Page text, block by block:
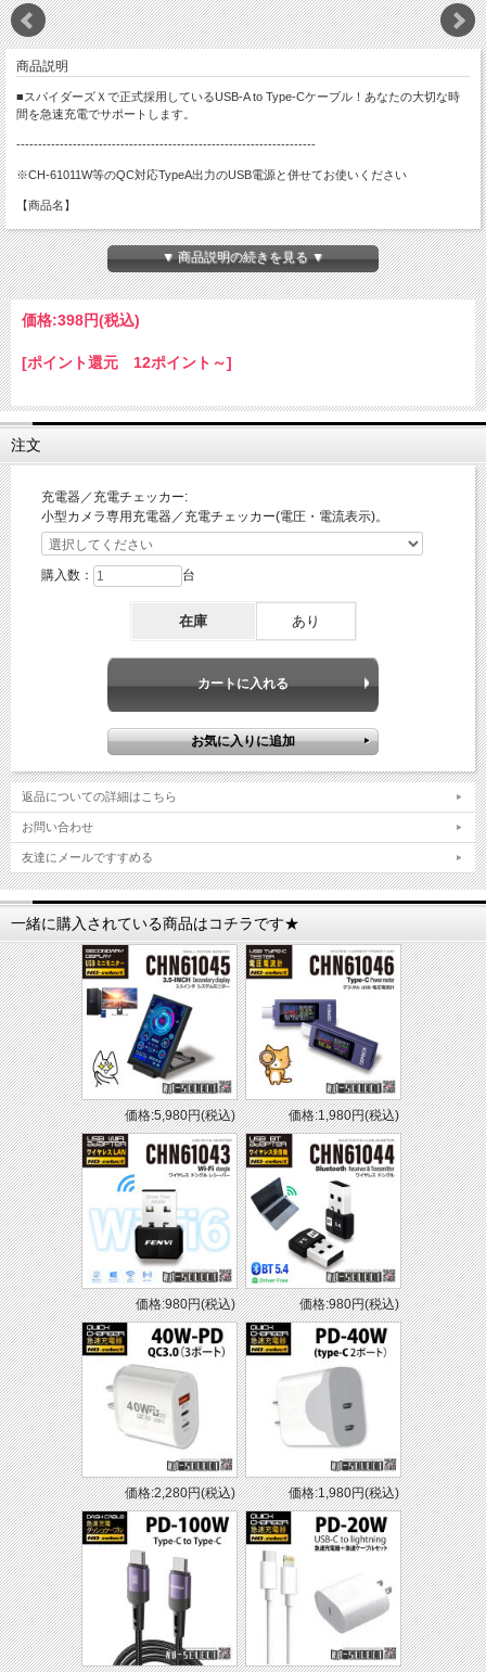
商品説明
■スパイダーズＸで正式採用しているUSB-A to Type-Cケーブル！あなたの大切な時
間を急速充電でサポートします。
---------------------------------------------------------------------
※CH-61011W等のQC対応TypeA出力のUSB電源と併せてお使いください
【商品名】
オンサプライ(CH-61013W）スパイダーズX公式｜QC3.0対応急速USB充電ケーブ
ル！オレンジ色の出来るやつ！！（USB-A to Type-C-100cm）
【仕様】
・最大6A耐久ケーブル
・入力コネクタの種類: TypeA
・出力コネクタの種類: TypeC
・入力電力: 50-80W
・出力効率: 50-80W
・データ送信: 可能／USB2.0準拠
・動作電圧: <=36v p="">
【注意事項】
・製品のデザインおよびカラーが予告なく変更される事があります。
・機種によっては充電できない場合もございます。（例：iPhon16）
▼ 商品説明の続きを見る ▼
価格:398円(税込)
[ポイント還元 12ポイント～]
注文
充電器／充電チェッカー:
小型カメラ専用充電器／充電チェッカー(電圧・電流表示)。
購入数： 台
在庫 あり
返品についての詳細はこちら
お問い合わせ
友達にメールですすめる
一緒に購入されている商品はコチラです★
価格:5,980円(税込) 価格:1,980円(税込)
価格:980円(税込) 価格:980円(税込)
価格:2,280円(税込) 価格:1,980円(税込)